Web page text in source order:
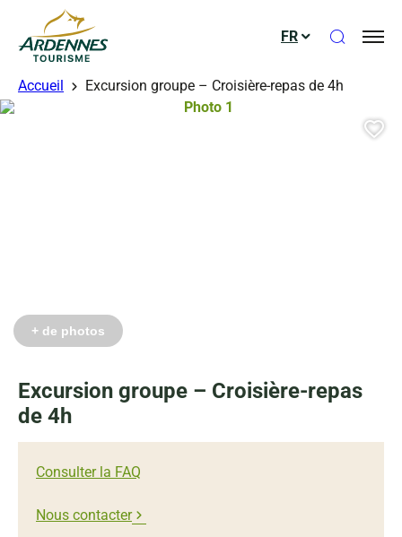
ADT des Ardennes
FR Ouvrir
Accueil Excursion groupe – Croisière-repas de 4h
Excursion groupe – Croisière-repas
de 4h
Photo 1, © Droits libres
+ de photos
Consulter la FAQ
Séjour : Demande de devis
Qui êtes-vous ?
Prénom
Adresse mail*
Nous contacter